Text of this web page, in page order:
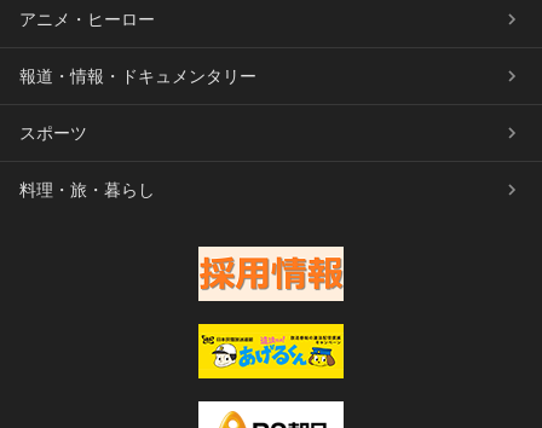
アニメ・ヒーロー
報道・情報・ドキュメンタリー
スポーツ
料理・旅・暮らし